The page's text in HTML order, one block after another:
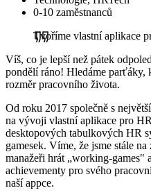
0-10 zaměstnanců
Tvoříme vlastní aplikace
Víš, co je lepší než pátek
pondělí ráno! Hledáme parťáky,
rozměr pracovního života.
Od roku 2017 společně s
na vývoji vlastní aplikace pro
desktopových tabulkových HR
gamesek. Víme, že jsme stále
manažeři hrát „working-games"
achievementy pro svého
naší appce.